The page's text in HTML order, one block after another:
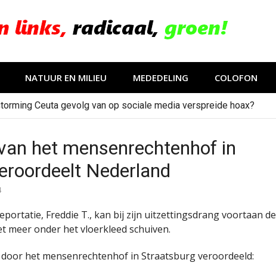
NATUUR EN MILIEU MEDEDELING COLOFON
Ceuta gevolg van op sociale media verspreide hoax?
het mensenrechtenhof in
Nederland
Freddie T., kan bij zijn uitzettingsdrang voortaan de
meer onder het vloerkleed schuiven.
het mensenrechtenhof in Straatsburg veroordeeld: